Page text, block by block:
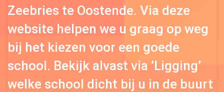
Zeebries te Oostende. Via deze
website helpen we u graag op weg
bij het kiezen voor een goede
school. Bekijk alvast via ‘Ligging’
welke school dicht bij u in de buurt